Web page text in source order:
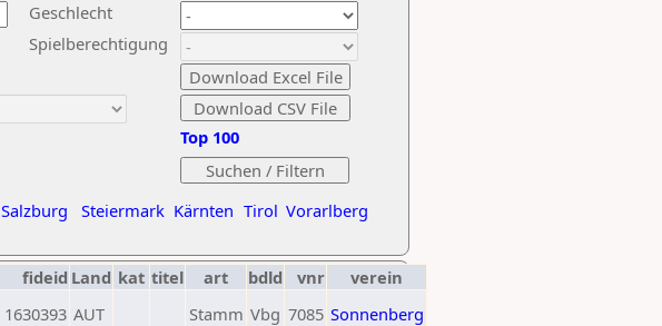
Geschlecht
Spielberechtigung
Salzburg Steiermark Kärnten Tirol Vorarlberg
Top 100
fideid Land kat titel art bdld vnr
verein
1630393 AUT Stamm Vbg 7085 Sonnenberg